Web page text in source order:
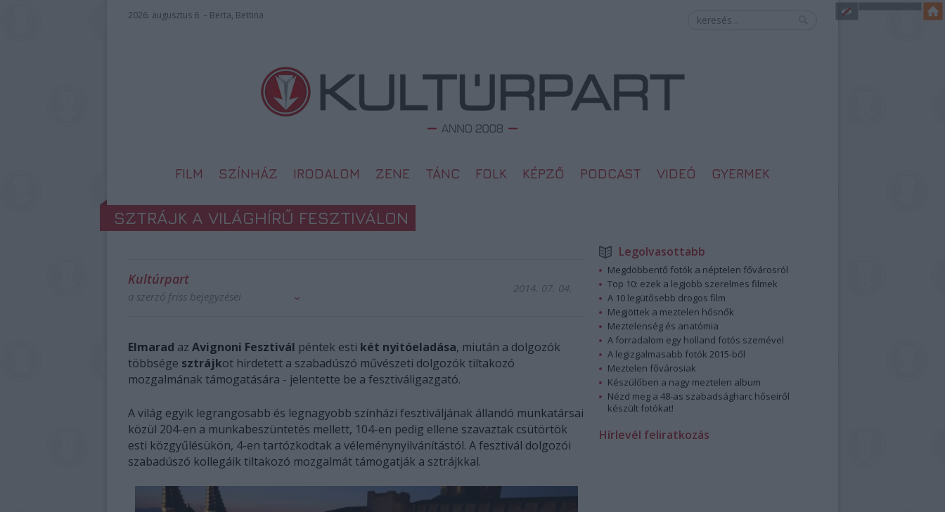
2026. augusztus 6. – Berta, Bettina
FILM SZÍNHÁZ IRODALOM ZENE TÁNC FOLK KÉPZŐ PODCAST VIDEÓ GYERMEK
SZTRÁJK A VILÁGHÍRŰ FESZTIVÁLON
Kultúrpart
a szerző friss bejegyzései
2014. 07. 04.
Elmarad az Avignoni Fesztivál péntek esti két nyitóeladása, miután a dolgozók
többsége sztrájkot hirdetett a szabadúszó művészeti dolgozók tiltakozó
mozgalmának támogatására - jelentette be a fesztiváligazgató.
A világ egyik legrangosabb és legnagyobb színházi fesztiváljának állandó munkatársai
közül 204-en a munkabeszüntetés mellett, 104-en pedig ellene szavaztak csütörtök
esti közgyűlésükön, 4-en tartózkodtak a véleménynyilvánítástól. A fesztivál dolgozói
szabadúszó kollegáik tiltakozó mozgalmát támogatják a sztrájkkal.
Legolvasottabb
Megdöbbentő fotók a néptelen fővárosról
Top 10: ezek a legjobb szerelmes filmek
A 10 legütősebb drogos film
Megjöttek a meztelen hősnők
Meztelenség és anatómia
A forradalom egy holland fotós szemével
A legizgalmasabb fotók 2015-ből
Meztelen fővárosiak
Készülőben a nagy meztelen album
Nézd meg a 48-as szabadságharc hőseiről
készült fotókat!
Hírlevél feliratkozás